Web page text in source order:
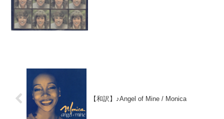
【和訳】♪Angel of Mine / Monica